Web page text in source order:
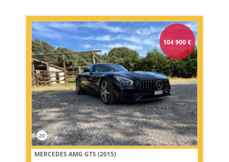
104 900€
20
MERCEDES AMG GTS (2015)